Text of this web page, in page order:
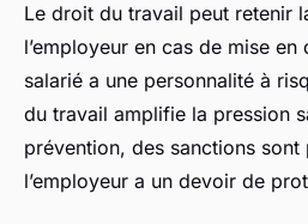
Le droit du travail peut retenir
l’employeur en cas de mise
salarié a une personnalité à
du travail amplifie la pression
prévention, des sanctions sont
l’employeur a un devoir de